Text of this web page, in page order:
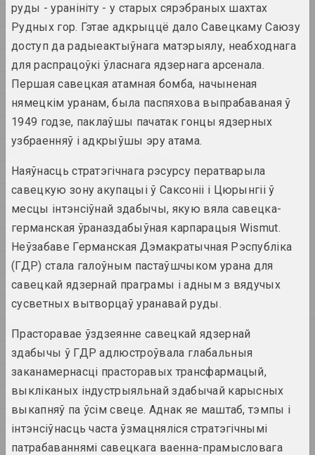
2013
2012
2011
2010
2009
2008
2007
2004
2003
2002
2001
2000
1999
1998
1997
1996
1995
1994
1992
Дзе людзі і звяры блукаюць
у цені сцяны
2025. выстава
Калісьці мы былі дрэвамі,
цяпер мы птушкі
Месца, дзе жыве мастацтва
2025. конкурс
Няма ракі без крыніц
2025. выстава
Сям'я як выбар
2025. групавы праект
2024
Lossy notes or typically a
presentation мае шмат
constraints
2024. выстава
1374 год
руды - уранініту - у старых сярэбраных шахтах
Рудных гор. Гэтае адкрыццё дало Савецкаму Саюзу
доступ да радыеактыўнага матэрыялу, неабходнага
для распрацоўкі ўласнага ядзернага арсенала.
Першая савецкая атамная бомба, начыненая
нямецкім уранам, была паспяхова выпрабаваная ў
1949 годзе, паклаўшы пачатак гонцы ядзерных
узбраенняў і адкрыўшы эру атама.
Наяўнасць стратэгічнага рэсурсу ператварыла
савецкую зону акупацыі ў Саксоніі і Цюрынгіі ў
месцы інтэнсіўнай здабычы, якую вяла савецка-
германская ўраназдабыўная карпарацыя Wismut.
Неўзабаве Германская Дэмакратычная Рэспубліка
(ГДР) стала галоўным пастаўшчыком урана для
савецкай ядзернай праграмы і адным з вядучых
сусветных вытворцаў уранавай руды.
Прасторавае ўздзеянне савецкай ядзернай
здабычы ў ГДР адлюстроўвала глабальныя
заканамернасці прасторавых трансфармацый,
выкліканых індустрыяльнай здабычай карысных
выкапняў па ўсім свеце. Аднак яе маштаб, тэмпы і
інтэнсіўнасць часта ўзмацняліся стратэгічнымі
патрабаваннямі савецкага ваенна-прамысловага